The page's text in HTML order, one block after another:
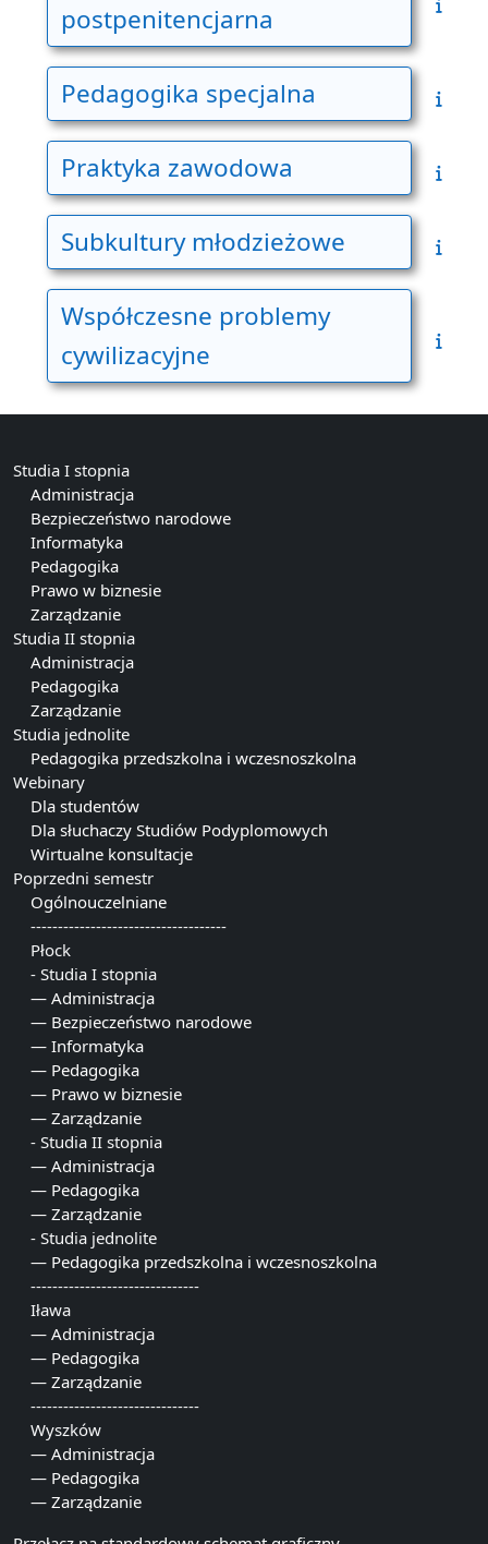
postpenitencjarna
Pedagogika specjalna
Praktyka zawodowa
Subkultury młodzieżowe
Współczesne problemy
cywilizacyjne
Studia I stopnia
Administracja
Bezpieczeństwo narodowe
Informatyka
Pedagogika
Prawo w biznesie
Zarządzanie
Studia II stopnia
Administracja
Pedagogika
Zarządzanie
Studia jednolite
Pedagogika przedszkolna i wczesnoszkolna
Webinary
Dla studentów
Dla słuchaczy Studiów Podyplomowych
Wirtualne konsultacje
Poprzedni semestr
Ogólnouczelniane
------------------------------------
Płock
- Studia I stopnia
— Administracja
— Bezpieczeństwo narodowe
— Informatyka
— Pedagogika
— Prawo w biznesie
— Zarządzanie
- Studia II stopnia
— Administracja
— Pedagogika
— Zarządzanie
- Studia jednolite
— Pedagogika przedszkolna i wczesnoszkolna
-------------------------------
Iława
— Administracja
— Pedagogika
— Zarządzanie
-------------------------------
Wyszków
— Administracja
— Pedagogika
— Zarządzanie